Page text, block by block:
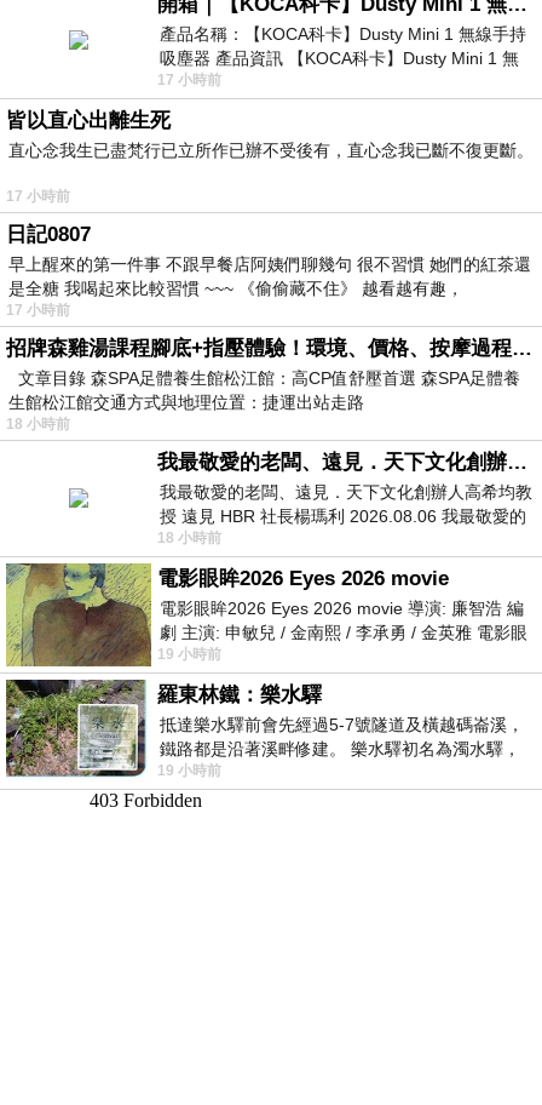
產品名稱：【KOCA科卡】Dusty Mini 1 無線手持
吸塵器 產品資訊 【KOCA科卡】Dusty Mini 1 無
線手持吸塵器評語： 能吸、能吹兼具兩
17 小時前
皆以直心出離生死
直心念我生已盡梵行已立所作已辦不受後有，直心念我已斷不復更斷。
17 小時前
日記0807
早上醒來的第一件事 不跟早餐店阿姨們聊幾句 很不習慣 她們的紅茶還
是全糖 我喝起來比較習慣 ~~~ 《偷偷藏不住》 越看越有趣，
17 小時前
招牌森雞湯課程腳底+指壓體驗！環境、價格、按摩過程全紀錄，森SPA足體養生館松江館最新價格表
文章目錄 森SPA足體養生館松江館：高CP值舒壓首選 森SPA足體養
生館松江館交通方式與地理位置：捷運出站走路
18 小時前
我最敬愛的老闆、遠見．天下文化創辦人高希均教授
我最敬愛的老闆、遠見．天下文化創辦人高希均教
授 遠見 HBR 社長楊瑪利 2026.08.06 我最敬愛的
老闆、遠見．天下文化創辦人高希均教
18 小時前
電影眼眸2026 Eyes 2026 movie
電影眼眸2026 Eyes 2026 movie 導演: 廉智浩 編
劇 主演: 申敏兒 / 金南熙 / 李承勇 / 金英雅 電影眼
眸2026描述攝影師徐珍因遺
19 小時前
羅東林鐵：樂水驛
抵達樂水驛前會先經過5-7號隧道及橫越碼崙溪，
鐵路都是沿著溪畔修建。 樂水驛初名為濁水驛，
但因與臺鐵集集線車站同名，於1953
19 小時前